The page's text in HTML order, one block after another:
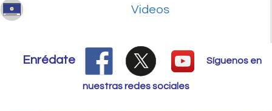
Videos
Enrédate Síguenos en
nuestras redes sociales